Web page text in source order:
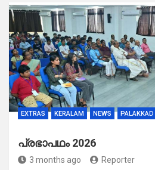
EXTRAS KERALAM NEWS PALAKKAD
പ്രഭാപഥം 2026
3 months ago Reporter